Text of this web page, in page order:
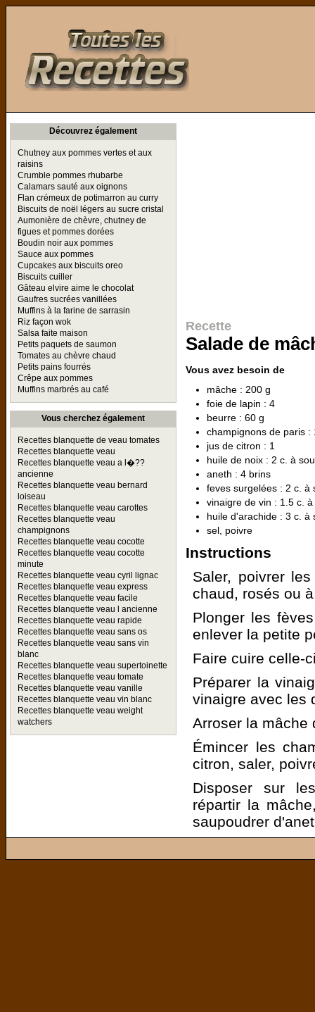
Découvrez également
Chutney aux pommes vertes et aux
raisins
Crumble pommes rhubarbe
Calamars sauté aux oignons
Flan crémeux de potimarron au curry
Biscuits de noël légers au sucre cristal
Aumonière de chèvre, chutney de
figues et pommes dorées
Boudin noir aux pommes
Sauce aux pommes
Cupcakes aux biscuits oreo
Biscuits cuiller
Gâteau elvire aime le chocolat
Gaufres sucrées vanillées
Muffins à la farine de sarrasin
Riz façon wok
Salsa faite maison
Petits paquets de saumon
Tomates au chèvre chaud
Petits pains fourrés
Crêpe aux pommes
Muffins marbrés au café
Vous cherchez également
Recettes blanquette de veau tomates
Recettes blanquette veau
Recettes blanquette veau a l�??
ancienne
Recettes blanquette veau bernard
loiseau
Recettes blanquette veau carottes
Recettes blanquette veau
champignons
Recettes blanquette veau cocotte
Recettes blanquette veau cocotte
minute
Recettes blanquette veau cyril lignac
Recettes blanquette veau express
Recettes blanquette veau facile
Recettes blanquette veau l ancienne
Recettes blanquette veau rapide
Recettes blanquette veau sans os
Recettes blanquette veau sans vin
blanc
Recettes blanquette veau supertoinette
Recettes blanquette veau tomate
Recettes blanquette veau vanille
Recettes blanquette veau vin blanc
Recettes blanquette veau weight
watchers
Recette
Salade de
Vous avez besoin de
mâche : 200 g
foie de lapin : 4
beurre : 60 g
champignons de paris :
jus de citron : 1
huile de noix : 2 c. à
aneth : 4 brins
feves surgelées : 2 c. à
vinaigre de vin : 1.5 c.
huile d'arachide : 3 c. à
sel, poivre
Instructions
Saler, poivrer
chaud, rosés ou
Plonger les
enlever la petite
Faire cuire celle-
Préparer la
vinaigre avec les
Arroser la mâche
Émincer les
citron, saler,
Disposer sur
répartir la
saupoudrer